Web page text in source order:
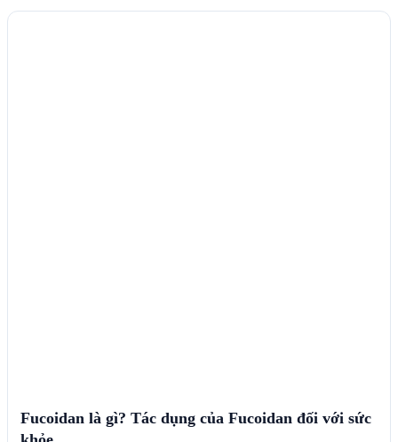
Fucoidan là gì? Tác dụng của Fucoidan đối với sức